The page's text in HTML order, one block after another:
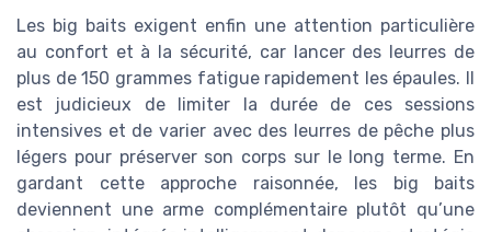
Les big baits exigent enfin une attention particulière
au confort et à la sécurité, car lancer des leurres de
plus de 150 grammes fatigue rapidement les épaules. Il
est judicieux de limiter la durée de ces sessions
intensives et de varier avec des leurres de pêche plus
légers pour préserver son corps sur le long terme. En
gardant cette approche raisonnée, les big baits
deviennent une arme complémentaire plutôt qu’une